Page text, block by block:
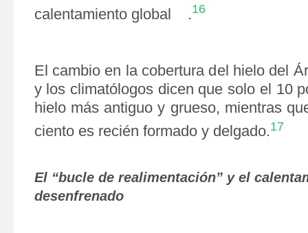
calentamiento global .16
El cambio en la cobertura del hielo del
y los climatólogos dicen que solo el 10
hielo más antiguo y grueso, mientras
ciento es recién formado y delgado.17
El “bucle de realimentación” y el
desenfrenado